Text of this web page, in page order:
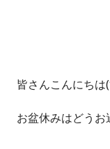
皆さんこんにちは
お盆休みはどうお